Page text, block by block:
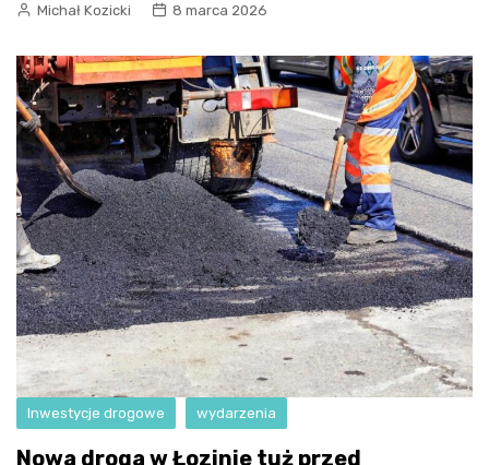
Michał Kozicki 8 marca 2026
Inwestycje drogowe wydarzenia
Nowa droga w Łozinie tuż przed